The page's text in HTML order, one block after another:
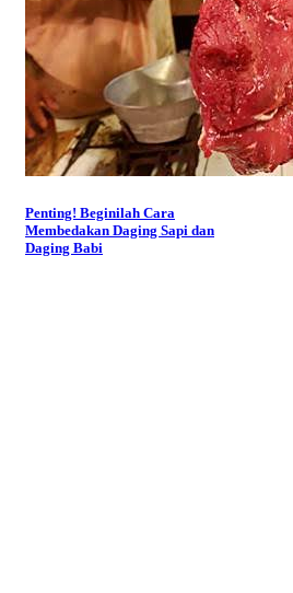
Penting! Beginilah Cara
Membedakan Daging Sapi dan
Daging Babi